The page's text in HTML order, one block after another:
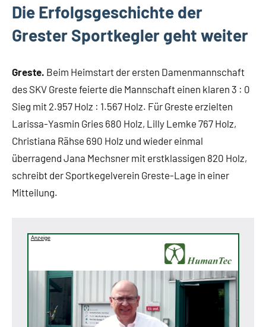
Die Erfolgsgeschichte der
Grester Sportkegler geht weiter
Greste. Beim Heimstart der ersten Damenmannschaft
des SKV Greste feierte die Mannschaft einen klaren 3 : 0
Sieg mit 2.957 Holz : 1.567 Holz. Für Greste erzielten
Larissa-Yasmin Gries 680 Holz, Lilly Lemke 767 Holz,
Christiana Rähse 690 Holz und wieder einmal
überragend Jana Mechsner mit erstklassigen 820 Holz,
schreibt der Sportkegelverein Greste-Lage in einer
Mitteilung.
Anzeige